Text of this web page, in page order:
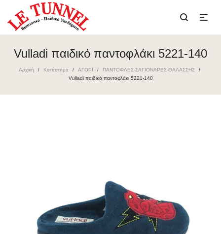
Vulladi παιδικό παντοφλάκι 5221-140
Αρχική / Κατάστημα / ΑΓΟΡΙ / ΠΑΝΤΟΦΛΕΣ-ΣΑΓΙΟΝΑΡΕΣ-ΘΑΛΑΣΣΗΣ /
Vulladi παιδικό παντοφλάκι 5221-140